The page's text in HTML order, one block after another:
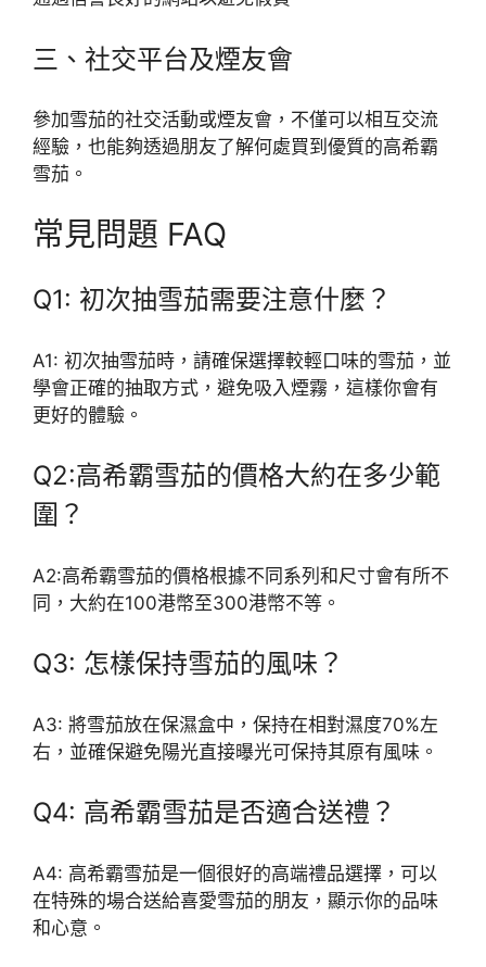
三、社交平台及煙友會
參加雪茄的社交活動或煙友會，不僅可以相互交流
經驗，也能夠透過朋友了解何處買到優質的高希霸
雪茄。
常見問題 FAQ
Q1: 初次抽雪茄需要注意什麼？
A1: 初次抽雪茄時，請確保選擇較輕口味的雪茄，並
學會正確的抽取方式，避免吸入煙霧，這樣你會有
更好的體驗。
Q2:高希霸雪茄的價格大約在多少範
圍？
A2:高希霸雪茄的價格根據不同系列和尺寸會有所不
同，大約在100港幣至300港幣不等。
Q3: 怎樣保持雪茄的風味？
A3: 將雪茄放在保濕盒中，保持在相對濕度70%左
右，並確保避免陽光直接曝光可保持其原有風味。
Q4: 高希霸雪茄是否適合送禮？
A4: 高希霸雪茄是一個很好的高端禮品選擇，可以
在特殊的場合送給喜愛雪茄的朋友，顯示你的品味
和心意。